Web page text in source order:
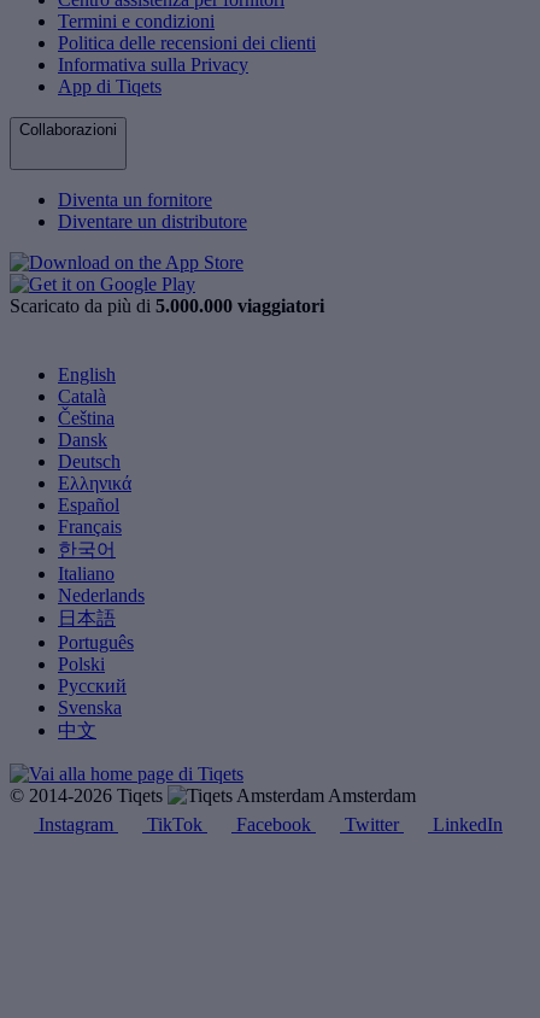
Termini e condizioni
Politica delle recensioni dei clienti
Informativa sulla Privacy
App di Tiqets
Collaborazioni
Diventa un fornitore
Diventare un distributore
Scaricato da più di 5.000.000 viaggiatori
English
Català
Čeština
Dansk
Deutsch
Ελληνικά
Español
Français
한국어
Italiano
Nederlands
日本語
Português
Polski
Русский
Svenska
中文
© 2014-2026 Tiqets
Amsterdam
Instagram
TikTok Facebook Twitter LinkedIn